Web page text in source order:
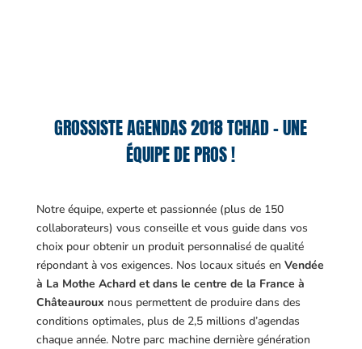
GROSSISTE AGENDAS 2018 TCHAD – UNE
ÉQUIPE DE PROS !
Notre équipe, experte et passionnée (plus de 150
collaborateurs) vous conseille et vous guide dans vos
choix pour obtenir un produit personnalisé de qualité
répondant à vos exigences. Nos locaux situés en Vendée
à La Mothe Achard et dans le centre de la France à
Châteauroux nous permettent de produire dans des
conditions optimales, plus de 2,5 millions d’agendas
chaque année. Notre parc machine dernière génération